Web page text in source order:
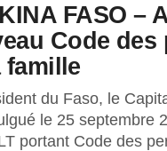
FASO –
Code des
famille
du Faso, le
le 25 septembre
portant Code des